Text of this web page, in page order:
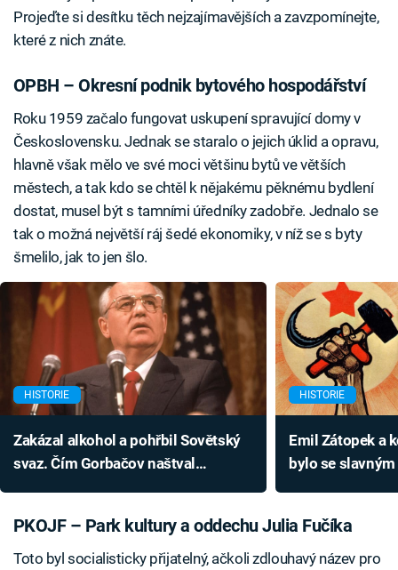
Projeďte si desítku těch nejzajímavějších a zavzpomínejte,
které z nich znáte.
OPBH – Okresní podnik bytového hospodářství
Roku 1959 začalo fungovat uskupení spravující domy v
Československu. Jednak se staralo o jejich úklid a opravu,
hlavně však mělo ve své moci většinu bytů ve větších
městech, a tak kdo se chtěl k nějakému pěknému bydlení
dostat, musel být s tamními úředníky zadobře. Jednalo se
tak o možná největší ráj šedé ekonomiky, v níž se s byty
šmelilo, jak to jen šlo.
HISTORIE
Zakázal alkohol a pohřbil Sovětský
svaz. Čím Gorbačov naštval
HISTORIE
Emil Zátopek a
bylo se
PKOJF – Park kultury a oddechu Julia Fučíka
Toto byl socialisticky přijatelný, ačkoli zdlouhavý název pro